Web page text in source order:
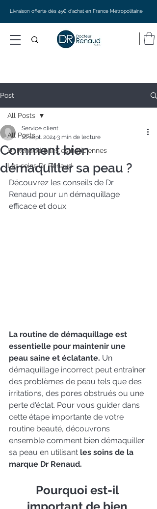
Livraison offerte dès 45€ d'achat en France Métropolitaine
Post
All Posts
Dr Renaud & les esthéticiennes
Les soins Dr Renaud
All Posts
Comment bien
démaquiller sa peau ?
Service client
16 sept. 2024 3 min de lecture
Découvrez les conseils de Dr
Renaud pour un démaquillage
efficace et doux.
La routine de démaquillage est
essentielle pour maintenir une
peau saine et éclatante. Un
démaquillage incorrect peut entraîner
des problèmes de peau tels que des
irritations, des pores obstrués ou une
perte d'éclat. Pour vous guider dans
cette étape importante de votre
routine beauté, découvrons
ensemble comment bien démaquiller
sa peau en utilisant les soins de la
marque Dr Renaud.
Pourquoi est-il